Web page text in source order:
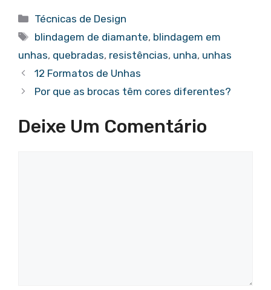
Categorias
Técnicas de Design
Tags
blindagem de diamante, blindagem em
unhas, quebradas, resistências, unha, unhas
12 Formatos de Unhas
Por que as brocas têm cores diferentes?
Deixe Um Comentário